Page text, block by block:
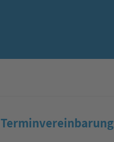
Terminvereinbarung